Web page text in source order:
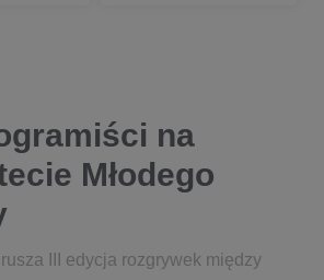
na
Młodego
III edycja rozgrywek między